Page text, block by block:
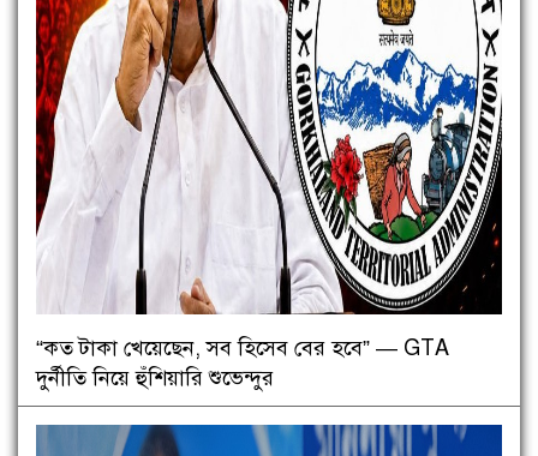
“কত টাকা খেয়েছেন, সব হিসেব বের হবে” — GTA
দুর্নীতি নিয়ে হুঁশিয়ারি শুভেন্দুর